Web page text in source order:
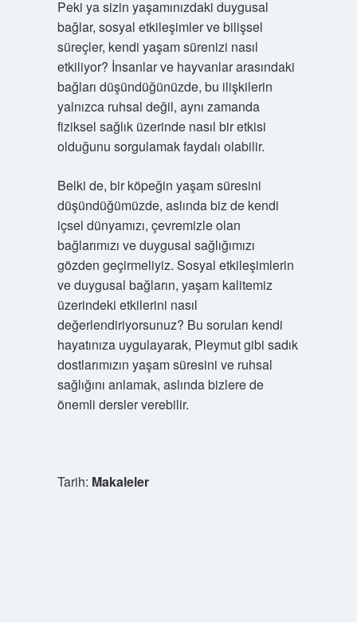
Peki ya sizin yaşamınızdaki duygusal
bağlar, sosyal etkileşimler ve bilişsel
süreçler, kendi yaşam sürenizi nasıl
etkiliyor? İnsanlar ve hayvanlar arasındaki
bağları düşündüğünüzde, bu ilişkilerin
yalnızca ruhsal değil, aynı zamanda
fiziksel sağlık üzerinde nasıl bir etkisi
olduğunu sorgulamak faydalı olabilir.
Belki de, bir köpeğin yaşam süresini
düşündüğümüzde, aslında biz de kendi
içsel dünyamızı, çevremizle olan
bağlarımızı ve duygusal sağlığımızı
gözden geçirmeliyiz. Sosyal etkileşimlerin
ve duygusal bağların, yaşam kalitemiz
üzerindeki etkilerini nasıl
değerlendiriyorsunuz? Bu soruları kendi
hayatınıza uygulayarak, Pleymut gibi sadık
dostlarımızın yaşam süresini ve ruhsal
sağlığını anlamak, aslında bizlere de
önemli dersler verebilir.
Tarih: Makaleler